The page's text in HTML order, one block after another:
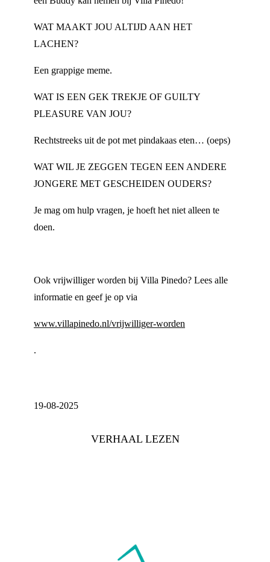
WAT MAAKT JOU ALTIJD AAN HET
LACHEN?
Een grappige meme.
WAT IS EEN GEK TREKJE OF GUILTY
PLEASURE VAN JOU?
Rechtstreeks uit de pot met pindakaas eten… (oeps)
WAT WIL JE ZEGGEN TEGEN EEN ANDERE
JONGERE MET GESCHEIDEN OUDERS?
Je mag om hulp vragen, je hoeft het niet alleen te
doen.
Ook vrijwilliger worden bij Villa Pinedo? Lees alle
informatie en geef je op via
www.villapinedo.nl/vrijwilliger-worden
.
19-08-2025
VERHAAL LEZEN